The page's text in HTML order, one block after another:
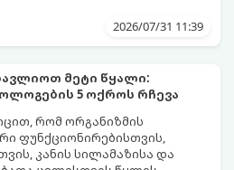
ამ მომენტამდე ბევრად ადრე
დან 50 წლამდე ასაკში იწყება
4-დან 8 წლამდე
რომ ეს პერიოდი შფოთვის
მნიშვნელოვანია
სიგნალებს გზავნის ორგანიზმი
მდგომარეობა
2026/07/31 11:39
მეტი წყალი:
5 ოქროს რჩევა
რომ ორგანიზმის
ფუნქციონირებისთვის,
კანის სილამაზისა და